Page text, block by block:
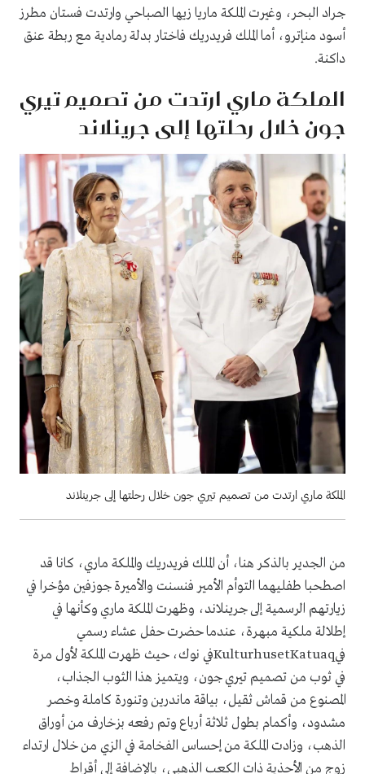
جراد البحر، وغيرت الملكة ماريا زيها الصباحي وارتدت فستان مطرز
أسود منإترو، أما الملك فريدريك فاختار بدلة رمادية مع ربطة عنق
داكنة.
الملكة ماري ارتدت من تصميم تيري
جون خلال رحلتها إلى جرينلاند
الملكة ماري ارتدت من تصميم تيري جون خلال رحلتها إلى جرينلاند
من الجدير بالذكر هنا، أن الملك فريدريك والملكة ماري، كانا قد
اصطحبا طفليهما التوأم الأمير فنسنت والأميرة جوزفين مؤخرا في
زيارتهم الرسمية إلى جرينلاند، وظهرت الملكة ماري وكأنها في
إطلالة ملكية مبهرة، عندما حضرت حفل عشاء رسمي
فيKulturhusetKatuaqفي نوك، حيث ظهرت الملكة لأول مرة
في ثوب من تصميم تيري جون، ويتميز هذا الثوب الجذاب،
المصنوع من قماش ثقيل، بياقة ماندرين وتنورة كاملة وخصر
مشدود، وأكمام بطول ثلاثة أرباع وتم رفعه بزخارف من أوراق
الذهب، وزادت الملكة من إحساس الفخامة في الزي من خلال ارتداء
زوج من الأحذية ذات الكعب الذهبي، بالإضافة إلى أقراط